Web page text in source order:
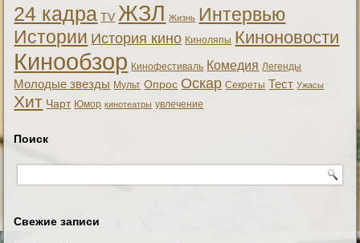
24 кадра TV ЖЗЛ Жизнь Интервью
Истории История кино Киноляпы Киноновости
Кинообзор Кинофестиваль Комедия Легенды
Молодые звезды Мульт Опрос Оскар Секреты Тест Ужасы
Хит Чарт Юмор кинотеатры увлечение
Поиск
Свежие записи